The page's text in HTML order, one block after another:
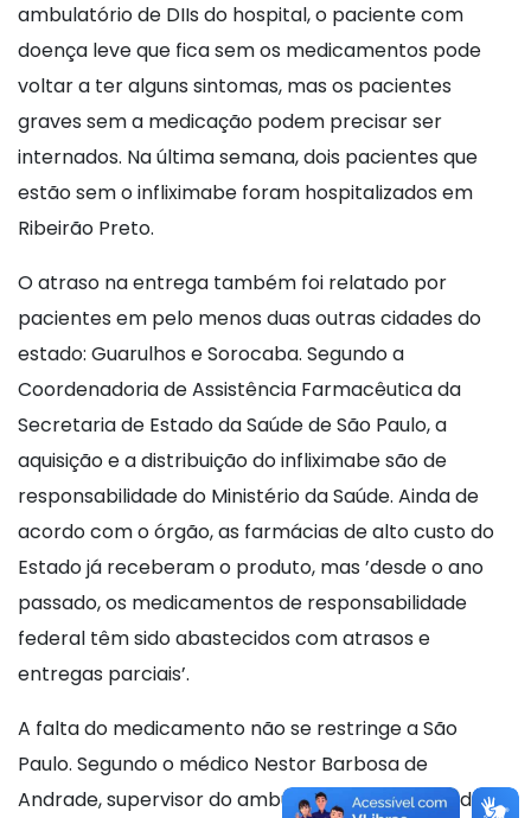
ambulatório de DIIs do hospital, o paciente com
doença leve que fica sem os medicamentos pode
voltar a ter alguns sintomas, mas os pacientes
graves sem a medicação podem precisar ser
internados. Na última semana, dois pacientes que
estão sem o infliximabe foram hospitalizados em
Ribeirão Preto.
O atraso na entrega também foi relatado por
pacientes em pelo menos duas outras cidades do
estado: Guarulhos e Sorocaba. Segundo a
Coordenadoria de Assistência Farmacêutica da
Secretaria de Estado da Saúde de São Paulo, a
aquisição e a distribuição do infliximabe são de
responsabilidade do Ministério da Saúde. Ainda de
acordo com o órgão, as farmácias de alto custo do
Estado já receberam o produto, mas ’desde o ano
passado, os medicamentos de responsabilidade
federal têm sido abastecidos com atrasos e
entregas parciais’.
A falta do medicamento não se restringe a São
Paulo. Segundo o médico Nestor Barbosa de
Andrade, supervisor do ambulatório especializado de